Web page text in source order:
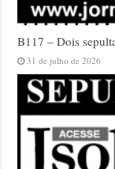
B117 – Dois
31 de julho de 2026